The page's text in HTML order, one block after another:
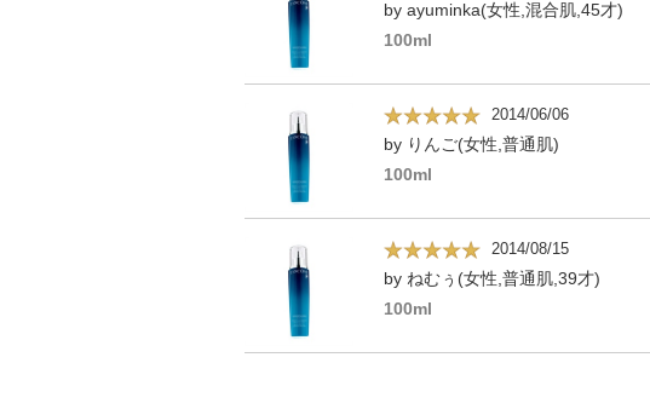
by ayuminka(女性,混合肌,45才)
100ml
2014/06/06
by りんご(女性,普通肌)
100ml
2014/08/15
by ねむぅ(女性,普通肌,39才)
100ml